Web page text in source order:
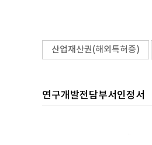
산업재산권(해외특허증)
연구개발전담부서인정서